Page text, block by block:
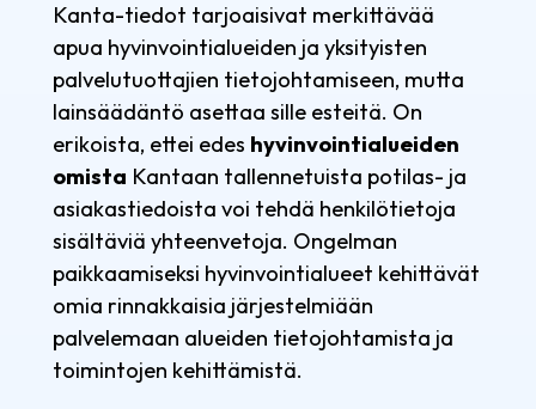
Kanta-tiedot tarjoaisivat merkittävää
apua hyvinvointialueiden ja yksityisten
palvelutuottajien tietojohtamiseen, mutta
lainsäädäntö asettaa sille esteitä. On
erikoista, ettei edes hyvinvointialueiden
omista Kantaan tallennetuista potilas- ja
asiakastiedoista voi tehdä henkilötietoja
sisältäviä yhteenvetoja. Ongelman
paikkaamiseksi hyvinvointialueet kehittävät
omia rinnakkaisia järjestelmiään
palvelemaan alueiden tietojohtamista ja
toimintojen kehittämistä.